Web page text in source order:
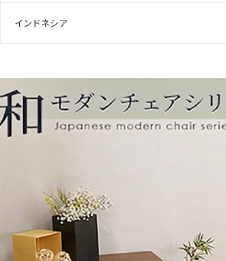
インドネシア